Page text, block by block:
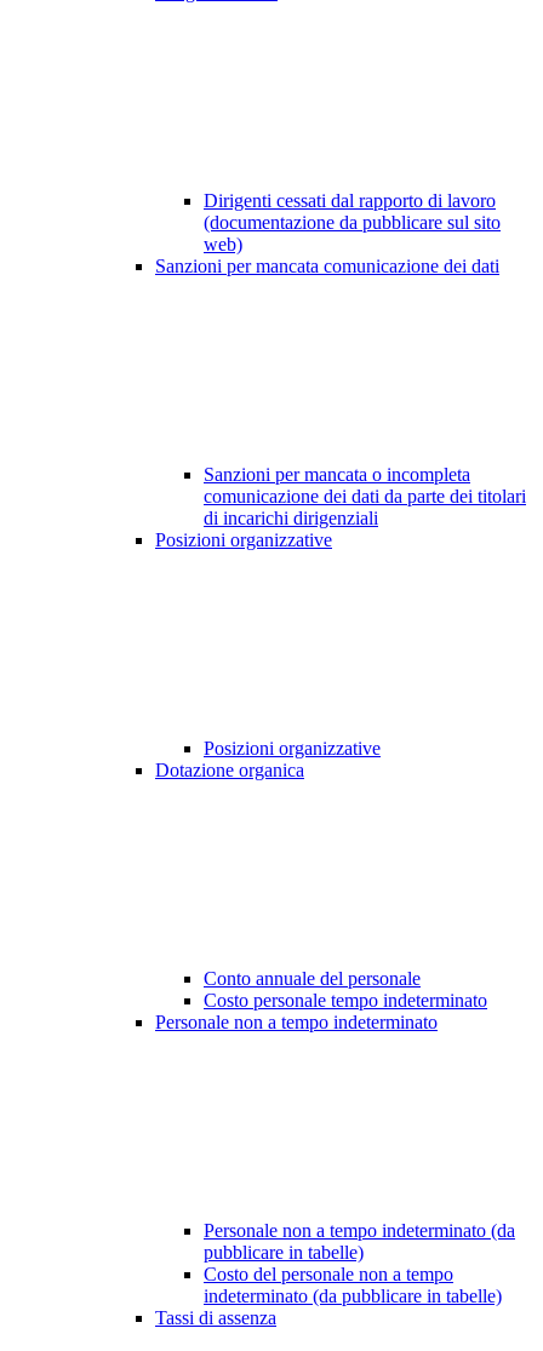
Dirigenti cessati dal rapporto di lavoro
(documentazione da pubblicare sul sito
web)
Sanzioni per mancata comunicazione dei dati
Sanzioni per mancata o incompleta
comunicazione dei dati da parte dei titolari
di incarichi dirigenziali
Posizioni organizzative
Posizioni organizzative
Dotazione organica
Conto annuale del personale
Costo personale tempo indeterminato
Personale non a tempo indeterminato
Personale non a tempo indeterminato (da
pubblicare in tabelle)
Costo del personale non a tempo
indeterminato (da pubblicare in tabelle)
Tassi di assenza